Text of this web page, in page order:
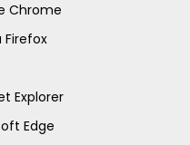
Chrome
Firefox
Explorer
Edge